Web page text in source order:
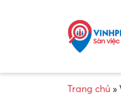
Trang chủ »